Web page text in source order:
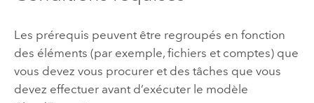
Les prérequis peuvent être regroupés en fonction
des éléments (par exemple, fichiers et comptes) que
vous devez vous procurer et des tâches que vous
devez effectuer avant d’exécuter le modèle